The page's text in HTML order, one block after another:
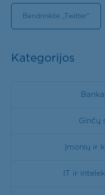
Bendrinkite „Twitter“
Kategorijos
Ginčų
Įmonių ir
IT ir